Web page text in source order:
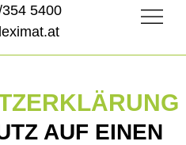
5400
AUF EINEN